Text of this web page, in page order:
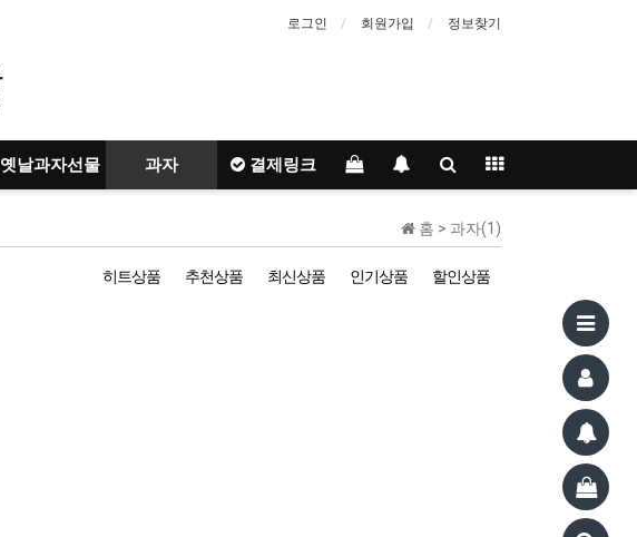
로그인 회원가입 정보찾기
옛날과자선물 과자 결제링크
홈 > 과자(1)
히트상품 추천상품 최신상품 인기상품 할인상품